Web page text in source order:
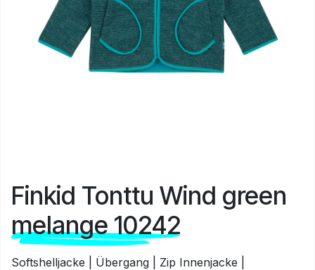
Finkid Tonttu Wind green
melange 10242
Softshelljacke | Übergang | Zip Innenjacke |